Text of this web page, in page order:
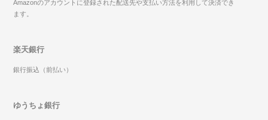
Amazonのアカウントに登録された配送先や支払い方法を利用して決済でき
ます。
楽天銀行
銀行振込（前払い）
ゆうちょ銀行